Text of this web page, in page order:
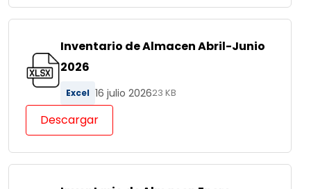
Inventario de Almacen Abril-Junio
2026
Excel 16 julio 202623 KB
Descargar